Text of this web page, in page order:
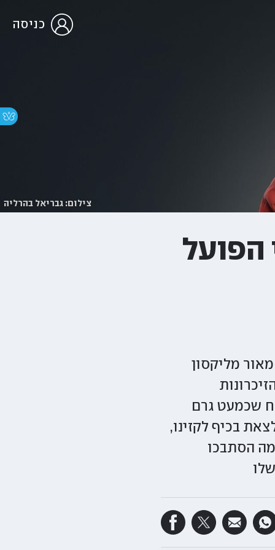
כניסה
צילום: גבריאל בהרליה
הפועל
מליקסון
שכמעט גרם
בכיף לקזינו,
הסתבכו